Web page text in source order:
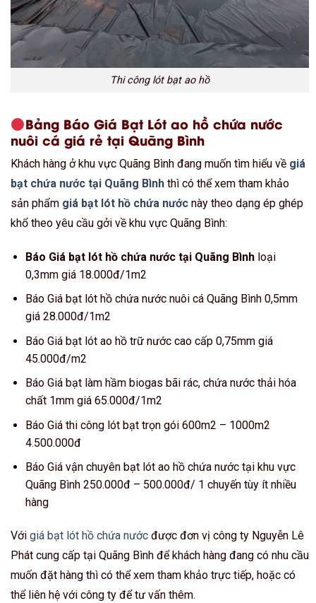
Thi công lót bạt ao hồ
Bảng Báo Giá Bạt Lót ao hồ chứa nước
nuôi cá giá rẻ tại Quãng Bình
Khách hàng ở khu vực Quãng Bình đang muốn tìm hiểu về giá
bạt chứa nước tại Quãng Bình thì có thể xem tham khảo
sản phẩm giá bạt lót hồ chứa nước này theo dạng ép ghép
khổ theo yêu cầu gởi về khu vực Quãng Bình:
Báo Giá bạt lót hồ chứa nước tại Quãng Bìnhloại
0,3mm giá 18.000đ/1m2
Báo Giá bạt lót hồ chứa nước nuôi cá Quãng Bình 0,5mm
giá 28.000đ/1m2
Báo Giá bạt lót ao hồ trữ nước cao cấp 0,75mm giá
45.000đ/m2
Báo Giá bạt làm hầm biogas bãi rác, chứa nước thải hóa
chất 1mm giá 65.000đ/1m2
Báo Giá thi công lót bạt trọn gói 600m2 – 1000m2
4.500.000đ
Báo Giá vận chuyên bạt lót ao hồ chứa nước tại khu vực
Quãng Bình 250.000đ – 500.000đ/ 1 chuyến tùy ít nhiều
hàng
Với giá bạt lót hồ chứa nước được đơn vị công ty Nguyễn Lê
Phát cung cấp tại Quãng Bình để khách hàng đang có nhu cầu
muốn đặt hàng thì có thể xem tham khảo trực tiếp, hoặc có
thể liên hệ với công ty để tư vấn thêm.